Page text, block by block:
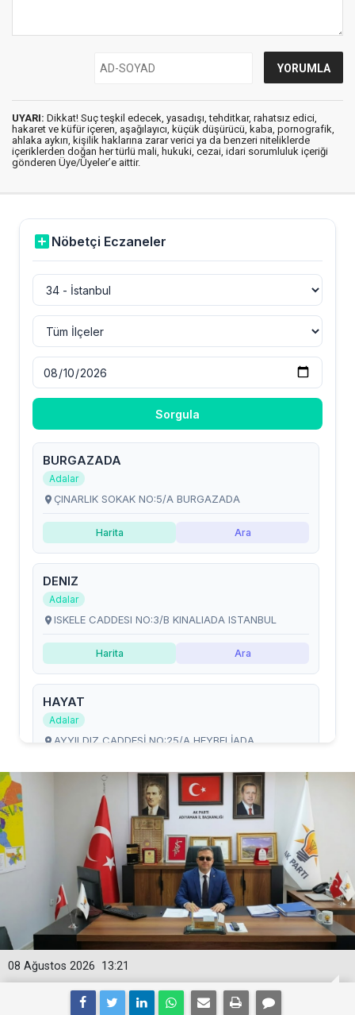
UYARI: Dikkat! Suç teşkil edecek, yasadışı, tehditkar, rahatsız edici,
hakaret ve küfür içeren, aşağılayıcı, küçük düşürücü, kaba, pornografik,
ahlaka aykırı, kişilik haklarına zarar verici ya da benzeri niteliklerde
içeriklerden doğan her türlü mali, hukuki, cezai, idari sorumluluk içeriği
gönderen Üye/Üyeler’e aittir.
13:21
08 Ağustos 2026